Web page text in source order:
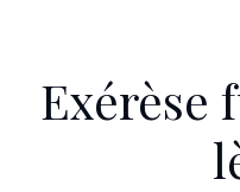
Exérèse